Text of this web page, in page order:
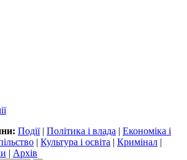
Події| Політика і влада | Економіка і
| Культура і освіта | Кримінал |
| Архів